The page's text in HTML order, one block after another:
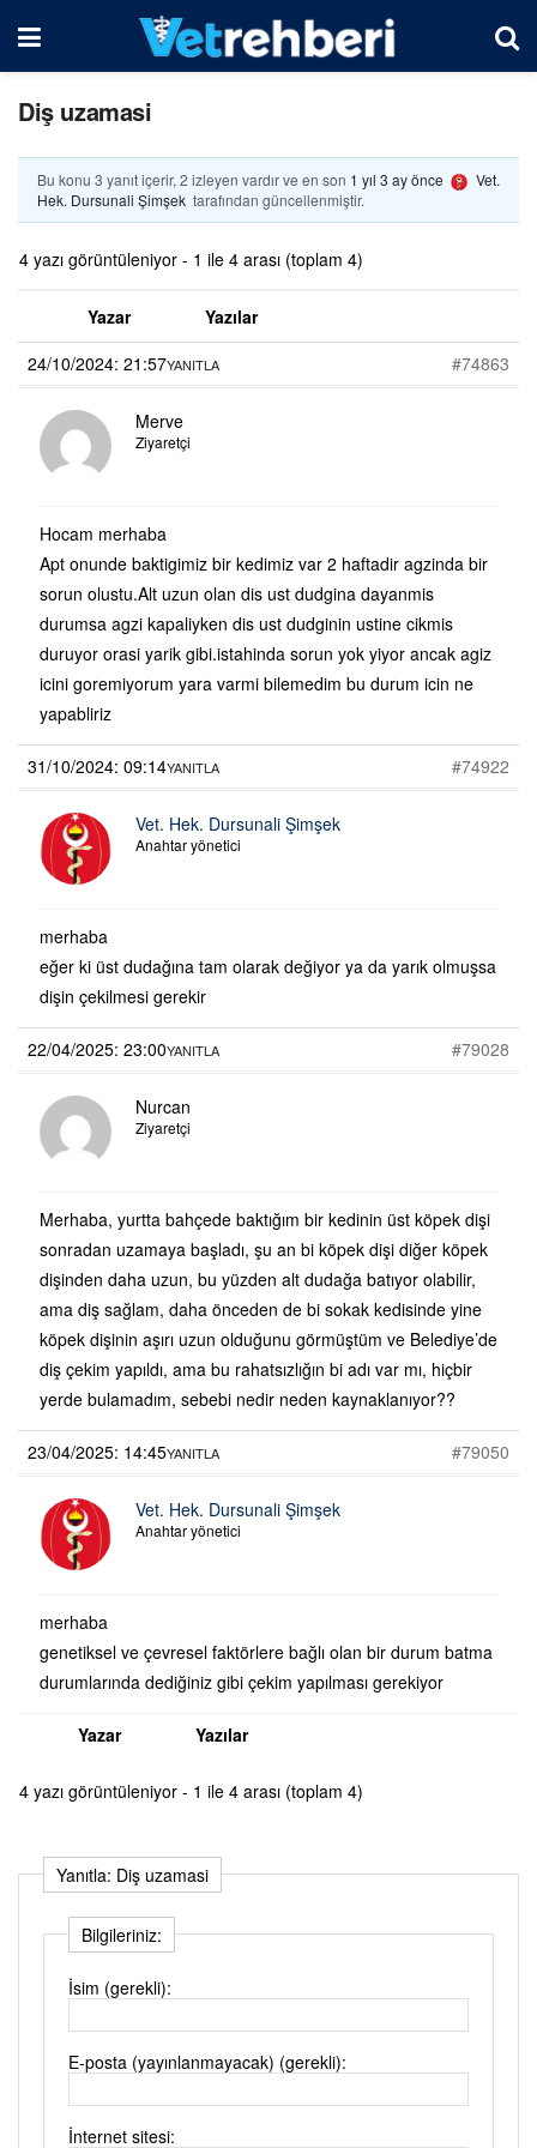
Diş uzamasi
Bu konu 3 yanıt içerir, 2 izleyen vardır ve en son 1 yıl 3 ay önce
Vet.
Hek. Dursunali Şimşek tarafından güncellenmiştir.
4 yazı görüntüleniyor - 1 ile 4 arası (toplam 4)
Yazar
Yazılar
24/10/2024: 21:57
#74863
YANITLA
Merve
Ziyaretçi
Hocam merhaba
Apt onunde baktigimiz bir kedimiz var 2 haftadir agzinda bir
sorun olustu.Alt uzun olan dis ust dudgina dayanmis
durumsa agzi kapaliyken dis ust dudginin ustine cikmis
duruyor orasi yarik gibi.istahinda sorun yok yiyor ancak agiz
icini goremiyorum yara varmi bilemedim bu durum icin ne
yapabliriz
31/10/2024: 09:14 #74922
YANITLA
Vet. Hek. Dursunali Şimşek
Anahtar yönetici
merhaba
eğer ki üst dudağına tam olarak değiyor ya da yarık olmuşsa
dişin çekilmesi gerekir
22/04/2025: 23:00 #79028
YANITLA
Nurcan
Ziyaretçi
Merhaba, yurtta bahçede baktığım bir kedinin üst köpek dişi
sonradan uzamaya başladı, şu an bi köpek dişi diğer köpek
dişinden daha uzun, bu yüzden alt dudağa batıyor olabilir,
ama diş sağlam, daha önceden de bi sokak kedisinde yine
köpek dişinin aşırı uzun olduğunu görmüştüm ve Belediye’de
diş çekim yapıldı, ama bu rahatsızlığın bi adı var mı, hiçbir
yerde bulamadım, sebebi nedir neden kaynaklanıyor??
23/04/2025: 14:45 #79050
YANITLA
Vet. Hek. Dursunali Şimşek
Anahtar yönetici
merhaba
genetiksel ve çevresel faktörlere bağlı olan bir durum batma
durumlarında dediğiniz gibi çekim yapılması gerekiyor
Yazar Yazılar
4 yazı görüntüleniyor - 1 ile 4 arası (toplam 4)
Yanıtla: Diş uzamasi
Bilgileriniz:
İsim (gerekli):
E-posta (yayınlanmayacak) (gerekli):
İnternet sitesi: